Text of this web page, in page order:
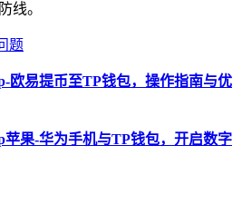
线。
题
欧易提币至TP钱包，操作指南与优
苹果-华为手机与TP钱包，开启数字